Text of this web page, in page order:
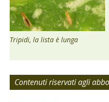
Tripidi, la lista è lunga
Contenuti riservati agli